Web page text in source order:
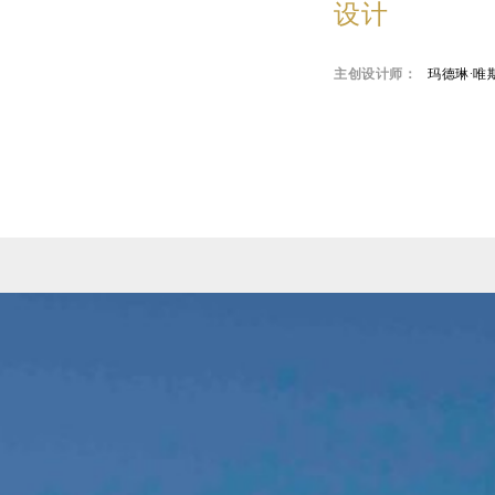
设计
主创设计师： 玛德琳·唯